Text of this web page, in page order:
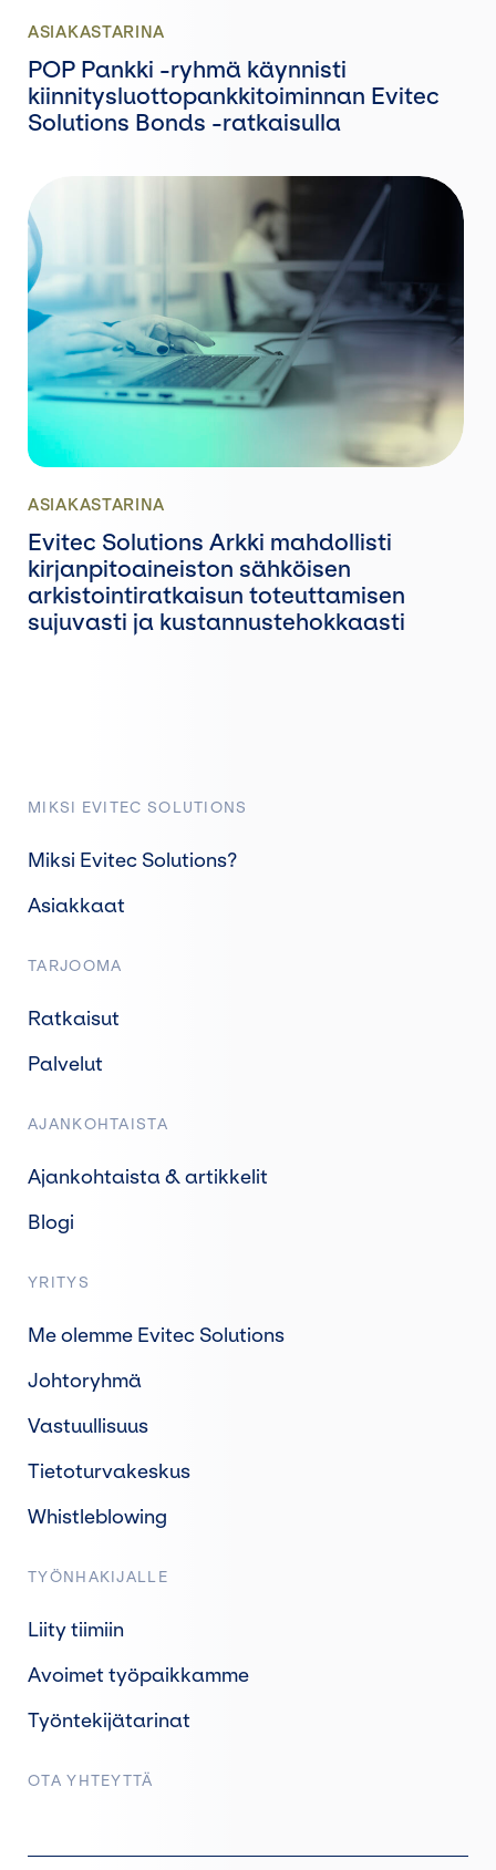
ASIAKASTARINA
POP Pankki -ryhmä käynnisti
kiinnitysluottopankkitoiminnan Evitec
Solutions Bonds -ratkaisulla
ASIAKASTARINA
Evitec Solutions Arkki mahdollisti
kirjanpitoaineiston sähköisen
arkistointiratkaisun toteuttamisen
sujuvasti ja kustannustehokkaasti
MIKSI EVITEC SOLUTIONS
Miksi Evitec Solutions?
Asiakkaat
TARJOOMA
Ratkaisut
Palvelut
AJANKOHTAISTA
Ajankohtaista & artikkelit
Blogi
YRITYS
Me olemme Evitec Solutions
Johtoryhmä
Vastuullisuus
Tietoturvakeskus
Whistleblowing
TYÖNHAKIJALLE
Liity tiimiin
Avoimet työpaikkamme
Työntekijätarinat
OTA YHTEYTTÄ